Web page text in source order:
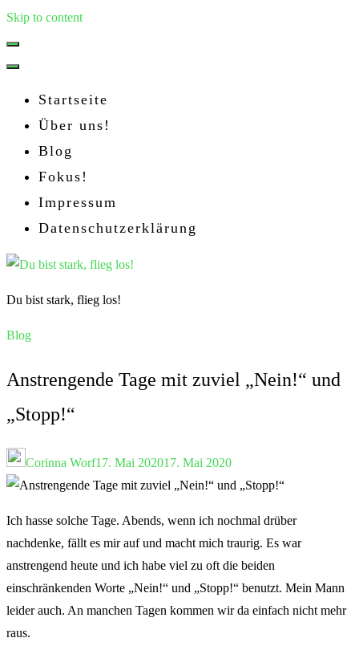
Skip to content
Startseite
Über uns!
Blog
Fokus!
Impressum
Datenschutzerklärung
Du bist stark, flieg los!
Blog
Anstrengende Tage mit zuviel „Nein!“ und
„Stopp!“
Corinna Worf17. Mai 202017. Mai 2020
Ich hasse solche Tage. Abends, wenn ich nochmal drüber
nachdenke, fällt es mir auf und macht mich traurig. Es war
anstrengend heute und ich habe viel zu oft die beiden
einschränkenden Worte „Nein!“ und „Stopp!“ benutzt. Mein Mann
leider auch. An manchen Tagen kommen wir da einfach nicht mehr
raus.